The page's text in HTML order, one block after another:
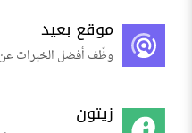
موقع بعيد
وظّف أفضل الخبرات
زيتون